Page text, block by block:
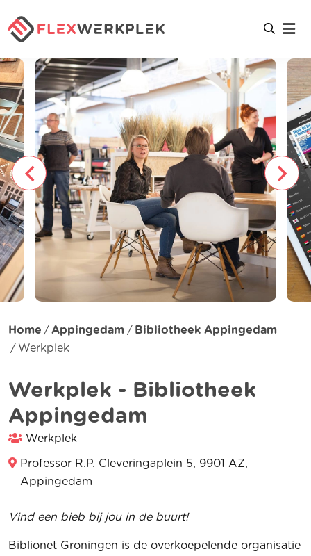
Home Appingedam
Bibliotheek Appingedam
Werkplek
Werkplek - Bibliotheek
Appingedam
Werkplek
Professor R.P. Cleveringaplein 5, 9901 AZ,
Appingedam
Vind een bieb bij jou in de buurt!
Biblionet Groningen is de overkoepelende organisatie